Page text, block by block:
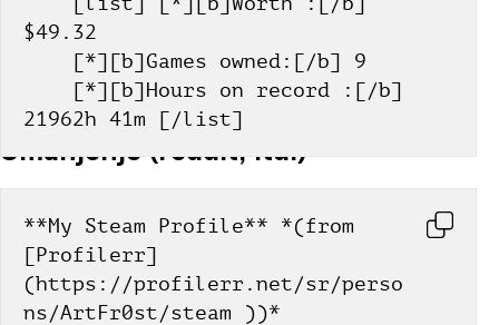
$49.32
    [*][b]Games owned:[/b] 9
21962h 41m [/list]
Smanjenje (reddit, itd.)
**My Steam Profile** *(from
[Profilerr]
(https://profilerr.net/sr/perso
ns/ArtFr0st/steam ))*